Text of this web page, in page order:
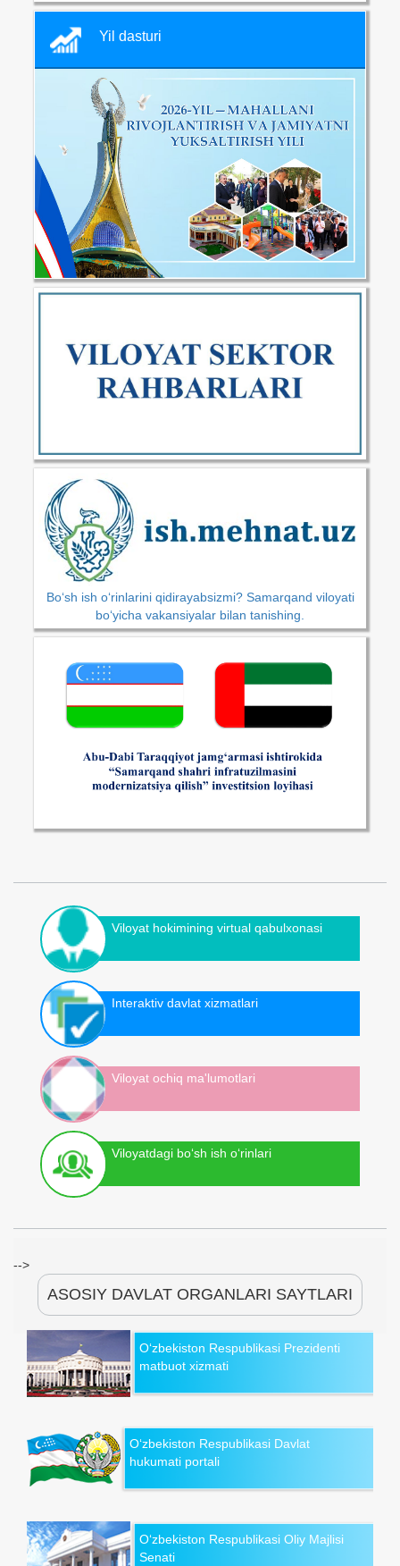
Yil dasturi
Bo‘sh ish o‘rinlarini qidirayabsizmi? Samarqand viloyati
bo‘yicha vakansiyalar bilan tanishing.
Viloyat hokimining virtual qabulxonasi
Interaktiv davlat xizmatlari
Viloyat ochiq ma'lumotlari
Viloyatdagi bo‘sh ish o‘rinlari
-->
ASOSIY DAVLAT ORGANLARI SAYTLARI
O‘zbekiston Respublikasi Prezidenti
matbuot xizmati
O‘zbekiston Respublikasi Davlat
hukumati portali
O‘zbekiston Respublikasi Oliy Majlisi
Senati